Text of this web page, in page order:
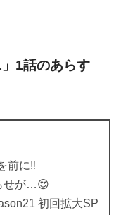
1話のあらす
前に‼️
せが…😍
初回拡大SP